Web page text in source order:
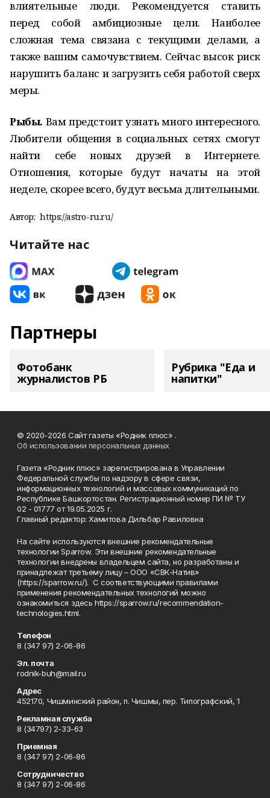
влиятельные люди. Рекомендуется ставить
перед собой амбициозные цели. Наиболее
сложная тема связана с текущими делами, а
также вашим самочувствием. Сейчас высок риск
нарушить баланс и загрузить себя работой сверх
меры.
Рыбы. Вам предстоит узнать много интересного.
Любители общения в социальных сетях смогут
найти себе новых друзей в Интернете.
Отношения, которые будут начаты на этой
неделе, скорее всего, будут весьма длительными.
Автор: https://astro-ru.ru/
Читайте нас
Партнеры
Фотобанк
журналистов РБ
Рубрика "Еда и
напитки"
© 2020-2026 Сайт газеты «Родник плюс» .
Об использовании персональных данных
Газета «Родник плюс» зарегистрирована в Управлении
Федеральной службы по надзору в сфере связи,
информационных технологий и массовых коммуникаций по
Республике Башкортостан. Регистрационный номер ПИ № ТУ
02 - 01777 от 19.05.2025 г.
Главный редактор: Хамитова Дильбар Равиловна
На сайте используются внешние рекомендательные
технологии Sparrow. Эти внешние рекомендательные
технологии внедрены владельцем сайта, но разработаны и
принадлежат третьему лицу – ООО «СВК-Натив»
(https://sparrow.ru/). С соответствующими правилами
применения рекомендательных технологий можно
ознакомиться здесь https://sparrow.ru/recommendation-
technologies.html.
Телефон
8 (347 97) 2-06-86
Эл. почта
rodnik-buh@mail.ru
Адрес
452170, Чишминский район, п. Чишмы, пер. Типографский, 1
Рекламная служба
8 (34797) 2-33-63
Приемная
8 (347 97) 2-06-86
Сотрудничество
8 (347 97) 2-06-86